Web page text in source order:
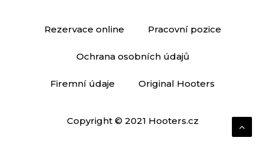
Rezervace online Pracovní pozice
Ochrana osobních údajů
Firemní údaje Original Hooters
Copyright © 2021 Hooters.cz